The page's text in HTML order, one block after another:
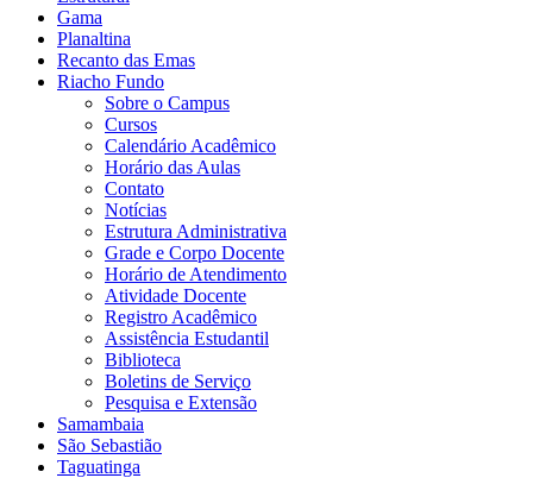
Gama
Planaltina
Recanto das Emas
Riacho Fundo
Sobre o Campus
Cursos
Calendário Acadêmico
Horário das Aulas
Contato
Notícias
Estrutura Administrativa
Grade e Corpo Docente
Horário de Atendimento
Atividade Docente
Registro Acadêmico
Assistência Estudantil
Biblioteca
Boletins de Serviço
Pesquisa e Extensão
Samambaia
São Sebastião
Taguatinga